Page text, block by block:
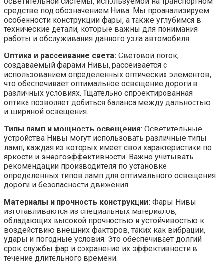
средстве под обозначением Нива. Мы проанализируем
особенности конструкции фары, а также углубимся в
технические детали, которые важны для понимания
работы и обслуживания данного узла автомобиля.
Оптика и рассеивание света: Световой поток,
создаваемый фарами Нивы, рассеивается с
использованием определенных оптических элементов,
что обеспечивает оптимальное освещение дороги в
различных условиях. Тщательно спроектированная
оптика позволяет добиться баланса между дальностью
и шириной освещения.
Типы ламп и мощность освещения: Осветительные
устройства Нивы могут использовать различные типы
ламп, каждая из которых имеет свои характеристики по
яркости и энергоэффективности. Важно учитывать
рекомендации производителя по установке
определенных типов ламп для оптимального освещения
дороги и безопасности движения.
Материалы и прочность конструкции: Фары Нивы
изготавливаются из специальных материалов,
обладающих высокой прочностью и устойчивостью к
воздействию внешних факторов, таких как вибрации,
удары и погодные условия. Это обеспечивает долгий
срок службы фар и сохранение их эффективности в
течение длительного времени.